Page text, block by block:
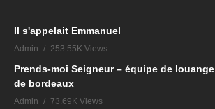
Il s'appelait Emmanuel
Admin 253.55K Views
Prends-moi Seigneur – équipe de louange
de bordeaux
Admin 73.69K Views